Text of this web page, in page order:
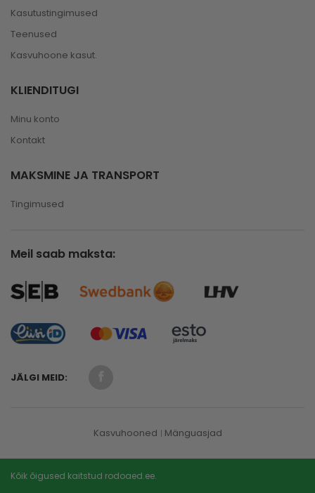
Kasutustingimused
Teenused
Kasvuhoone kasut.
KLIENDITUGI
Minu konto
Kontakt
MAKSMINE JA TRANSPORT
Tingimused
Meil saab maksta:
JÄLGI MEID:
Kasvuhooned Mänguasjad
Kõik õigused kaitstud rodoaed.ee.